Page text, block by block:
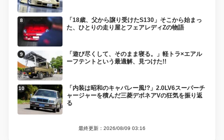
「18歳、父から譲り受けたS130」そこから始まっ
た、ひとりの走り屋とフェアレディZの物語
「遊び尽くして、そのまま寝る。」軽トラ×エアル
ーフテントという最適解、見つけた!!
「内装は昭和のキャバレー風!?」2.0LV6スーパーチ
ャージャーを積んだ三菱デボネアVの狂気を振り返
る
最終更新：2026/08/09 03:16